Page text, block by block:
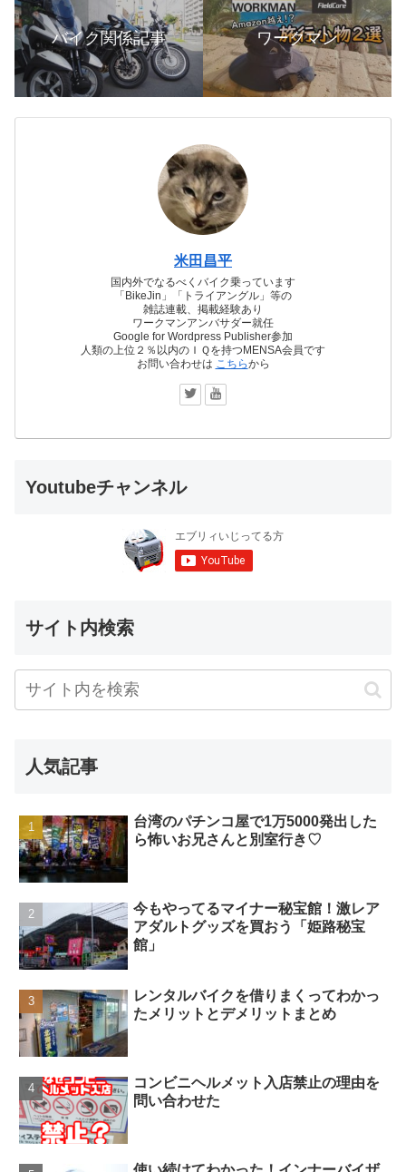
バイク関係記事 ワークマン
米田昌平
国内外でなるべくバイク乗っています
「BikeJin」「トライアングル」等の
雑誌連載、掲載経験あり
ワークマンアンバサダー就任
Google for Wordpress Publisher参加
人類の上位２％以内のＩＱを持つMENSA会員です
お問い合わせは こちらから
Youtubeチャンネル
サイト内検索
人気記事
台湾のパチンコ屋で1万5000発出した
ら怖いお兄さんと別室行き♡
今もやってるマイナー秘宝館！激レア
アダルトグッズを買おう「姫路秘宝
館」
レンタルバイクを借りまくってわかっ
たメリットとデメリットまとめ
コンビニヘルメット入店禁止の理由を
問い合わせた